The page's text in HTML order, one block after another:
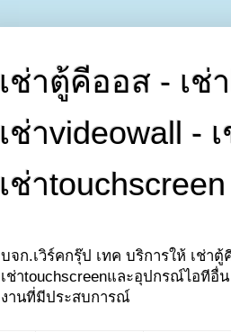
เช่าตู้คีออส - เช่
เช่าvideowall -
เช่าtouchscreen
บจก.เวิร์คกรุ๊ป เทค บริการให้ เช่า
เช่าtouchscreenและอุปกรณ์ไอที
งานที่มีประสบการณ์